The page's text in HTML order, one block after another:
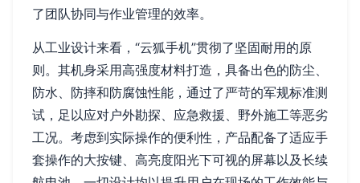
了团队协同与作业管理的效率。
从工业设计来看，“云狐手机”贯彻了坚固耐用的原
则。其机身采用高强度材料打造，具备出色的防尘、
防水、防摔和防腐蚀性能，通过了严苛的军规标准测
试，足以应对户外勘探、应急救援、野外施工等恶劣
工况。考虑到实际操作的便利性，产品配备了适应手
套操作的大按键、高亮度阳光下可视的屏幕以及长续